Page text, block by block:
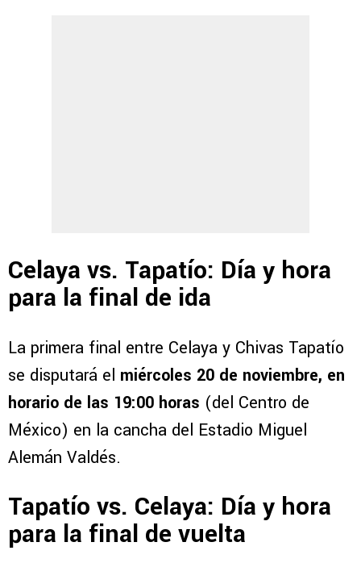
Celaya vs. Tapatío: Día y hora
para la final de ida
La primera final entre Celaya y Chivas Tapatío
se disputará el miércoles 20 de noviembre, en
horario de las 19:00 horas (del Centro de
México) en la cancha del Estadio Miguel
Alemán Valdés.
Tapatío vs. Celaya: Día y hora
para la final de vuelta